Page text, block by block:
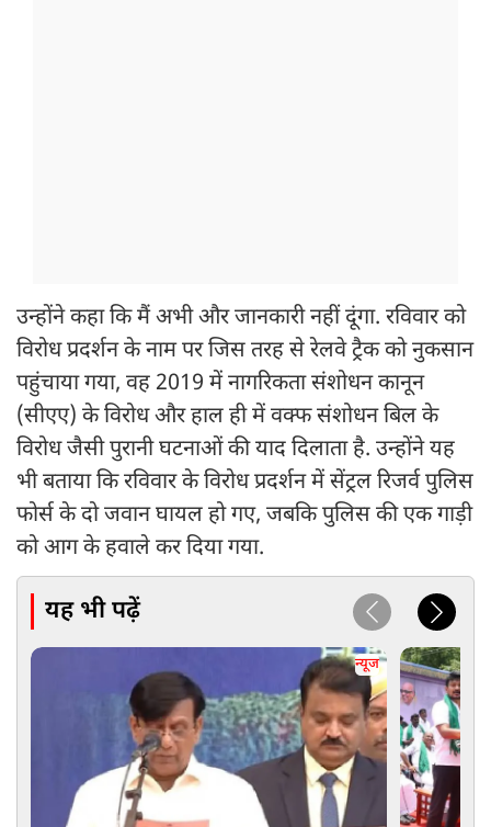
उन्होंने कहा कि मैं अभी और जानकारी नहीं दूंगा. रविवार को
विरोध प्रदर्शन के नाम पर जिस तरह से रेलवे ट्रैक को नुकसान
पहुंचाया गया, वह 2019 में नागरिकता संशोधन कानून
(सीएए) के विरोध और हाल ही में वक्फ संशोधन बिल के
विरोध जैसी पुरानी घटनाओं की याद दिलाता है. उन्होंने यह
भी बताया कि रविवार के विरोध प्रदर्शन में सेंट्रल रिजर्व पुलिस
फोर्स के दो जवान घायल हो गए, जबकि पुलिस की एक गाड़ी
को आग के हवाले कर दिया गया.
यह भी पढ़ें
न्यूज